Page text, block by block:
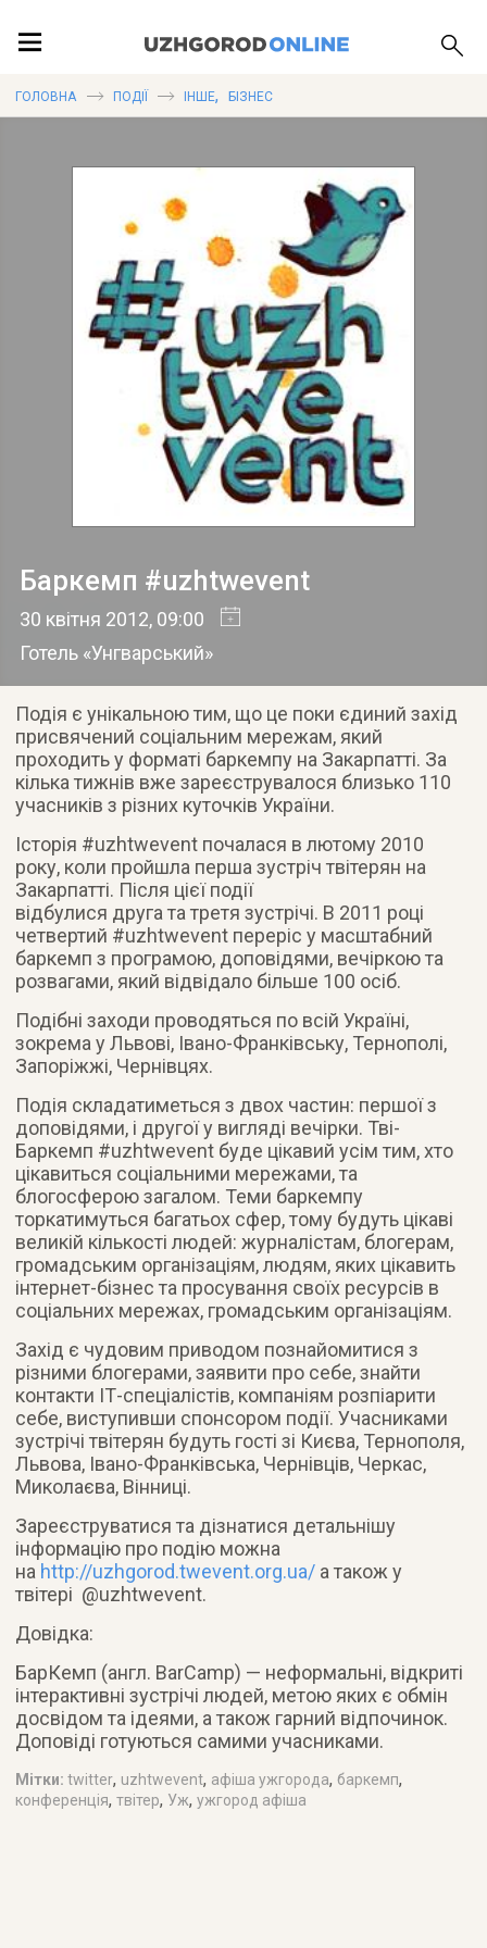
ПУБЛІКАЦІЇ
ГОЛОВНА ПОДІЇ ІНШЕ, БІЗНЕС
Баркемп #uzhtwevent
30 квітня 2012, 09:00
Готель «Унгварський»
Подія є унікальною тим, що це поки єдиний захід
присвячений соціальним мережам, який
проходить у форматі баркемпу на Закарпатті. За
кілька тижнів вже зареєструвалося близько 110
учасників з різних куточків України.
Історія #uzhtwevent почалася в лютому 2010
року, коли пройшла перша зустріч твітерян на
Закарпатті. Після цієї події
відбулися друга та третя зустрічі. В 2011 році
четвертий #uzhtwevent переріс у масштабний
баркемп з програмою, доповідями, вечіркою та
розвагами, який відвідало більше 100 осіб.
Подібні заходи проводяться по всій Україні,
зокрема у Львові, Івано-Франківську, Тернополі,
Запоріжжі, Чернівцях.
Подія складатиметься з двох частин: першої з
доповідями, і другої у вигляді вечірки. Тві-
Баркемп #uzhtwevent буде цікавий усім тим, хто
цікавиться соціальними мережами, та
блогосферою загалом. Теми баркемпу
торкатимуться багатьох сфер, тому будуть цікаві
великій кількості людей: журналістам, блогерам,
громадським організаціям, людям, яких цікавить
інтернет-бізнес та просування своїх ресурсів в
соціальних мережах, громадським організаціям.
Захід є чудовим приводом познайомитися з
різними блогерами, заявити про себе, знайти
контакти ІТ-спеціалістів, компаніям розпіарити
себе, виступивши спонсором події. Учасниками
зустрічі твітерян будуть гості зі Києва, Тернополя,
Львова, Івано-Франківська, Чернівців, Черкас,
Миколаєва, Вінниці.
Зареєструватися та дізнатися детальнішу
інформацію про подію можна
на http://uzhgorod.twevent.org.ua/ а також у
твітері @uzhtwevent.
Довідка:
БарКемп (англ. BarCamp) — неформальні, відкриті
інтерактивні зустрічі людей, метою яких є обмін
досвідом та ідеями, а також гарний відпочинок.
Доповіді готуються самими учасниками.
Мітки:twitter, uzhtwevent, афіша ужгорода,баркемп,
конференція,твітер, Уж,ужгород афіша